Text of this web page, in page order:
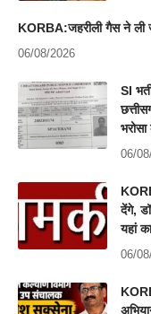
KORBA:जहरीली गैस ने ली
06/08/2026
SI
06/
देंगे,
यहां
06/